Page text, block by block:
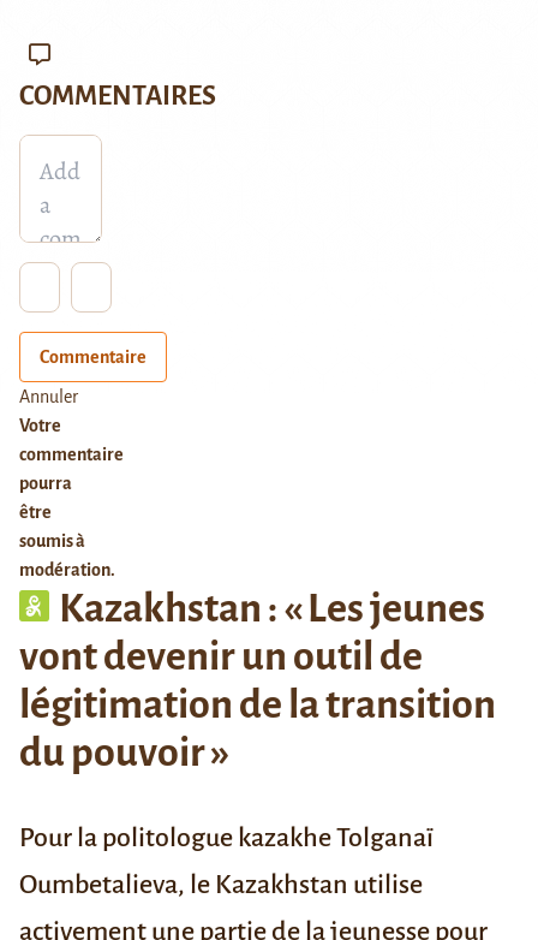
Kazakhstan : « Les jeunes
vont devenir un outil de
légitimation de la transition
du pouvoir »
Pour la politologue kazakhe Tolganaï
Oumbetalieva, le Kazakhstan utilise
activement une partie de la jeunesse pour
COMMENTAIRES
Commentaire
Annuler
Votre
commentaire
pourra
être
soumis à
modération.